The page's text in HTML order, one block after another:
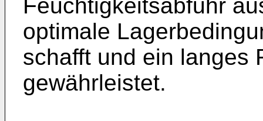
Feuchtigkeitsabfuhr
optimale
schafft und ein langes
gewährleistet.